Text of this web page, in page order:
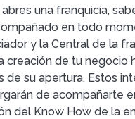
una franquicia,
en todo
y la Central de la
creación de tu negocio
de su apertura. Estos
de acompañarte
del Know How de la